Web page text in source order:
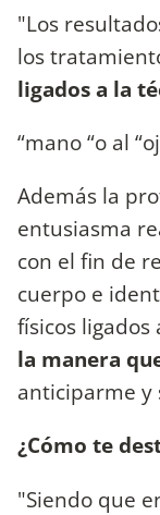
"Los
los
ligados a la
“mano “o al
Además la
entusiasma
con el fin de
cuerpo e
físicos ligados
la manera
anticiparme y
¿Cómo te
"Siendo que